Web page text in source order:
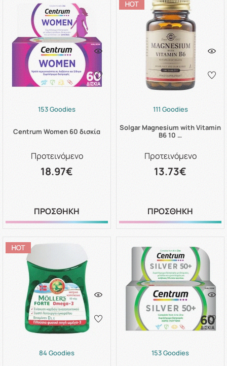
153 Goodies
Centrum Women 60 δισκία
Προτεινόμενο
18.97€
ΠΡΟΣΘΗΚΗ
111 Goodies
Solgar Magnesium with Vitamin
B6 10 …
Προτεινόμενο
13.73€
ΠΡΟΣΘΗΚΗ
84 Goodies
153 Goodies